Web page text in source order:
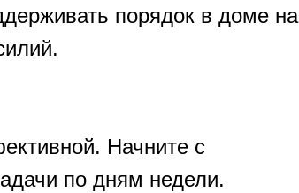
порядок в доме на
Начните с
по дням недели.